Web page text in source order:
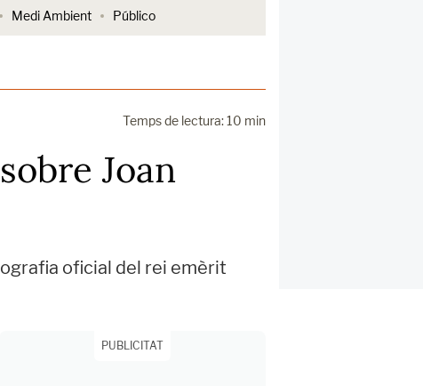
Medi Ambient Público
Temps de lectura: 10 min
Joan
oficial del rei emèrit
PUBLICITAT